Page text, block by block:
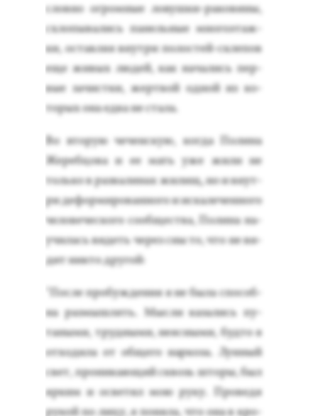
слов­но ог­ромные ло­вуш­ки-ра­кови­ны,
схло­пыва­лись па­нель­ные мно­го­этаж­
ки, ос­тавляя внут­ри по­лос­тей-скле­пов
еще жи­вых лю­дей, как на­чались пер­
вые за­чис­тки, жер­твой од­ной из ко­
торых она ед­ва не ста­ла.
Во вто­рую че­чен­скую, ког­да По­лина
Же­реб­цо­ва и ее мать уже жи­ли не
толь­ко в раз­ва­линах жи­лищ, но и внут­
ри де­фор­ми­рован­но­го и ис­ка­лечен­но­го
че­лове­чес­ко­го со­об­щес­тва, По­лина на­
учи­лась ви­деть че­рез сны то, что не ви­
дит ник­то дру­гой:
"Пос­ле про­буж­де­ния я не бы­ла спо­соб­
на раз­мышлять. Мыс­ли ка­зались пу­
таны­ми, труд­ны­ми, не­яс­ны­ми, буд­то я
от­хо­дила от об­ще­го нар­ко­за. Лун­ный
свет, про­ника­ющий сквозь што­ры, был
яр­ким и ос­ве­тил мою ру­ку. Про­ведя
ру­кой по ли­цу, я по­няла, что она в кро­